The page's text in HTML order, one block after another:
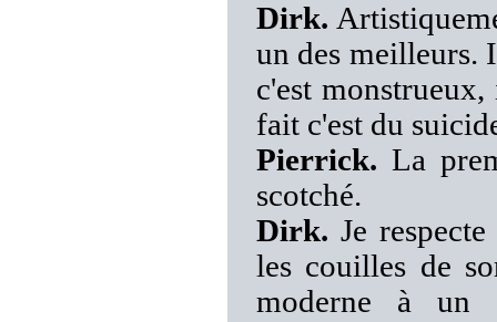
Dirk.
un des meilleurs.
c'est
fait c'est du
Pierrick. La
scotché.
Dirk. Je
les couilles de
moderne à un